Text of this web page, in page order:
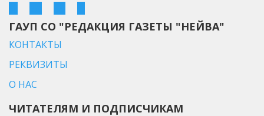
ГАУП СО "РЕДАКЦИЯ ГАЗЕТЫ "НЕЙВА"
КОНТАКТЫ
РЕКВИЗИТЫ
О НАС
ЧИТАТЕЛЯМ И ПОДПИСЧИКАМ